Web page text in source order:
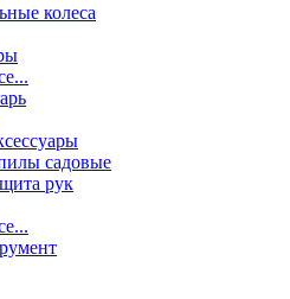
колеса
садовые
рук